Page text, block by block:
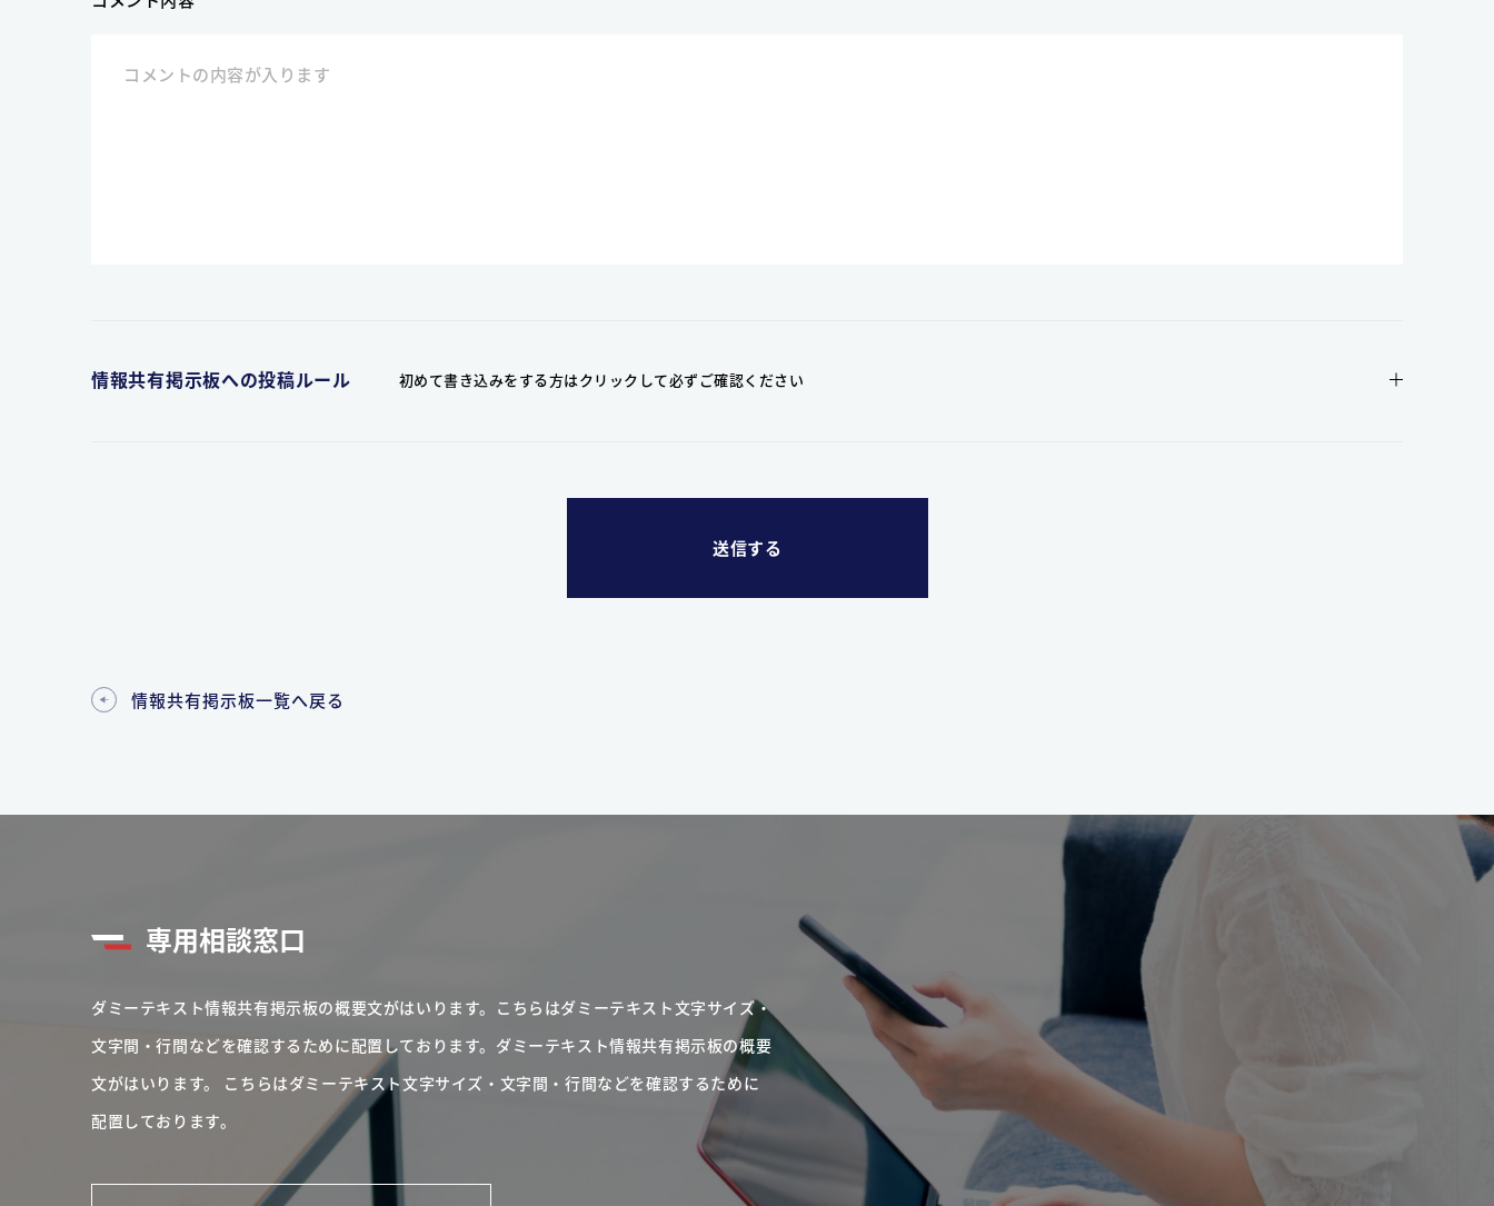
情報共有掲示板への投稿ルール 初めて書き込みをする方はクリックして必ずご確認ください
情報共有掲示板一覧へ戻る
専用相談窓口
ダミーテキスト情報共有掲示板の概要文がはいります。こちらはダミーテキスト文字サイズ・
文字間・行間などを確認するために配置しております。ダミーテキスト情報共有掲示板の概要
文がはいります。 こちらはダミーテキスト文字サイズ・文字間・行間などを確認するために
配置しております。